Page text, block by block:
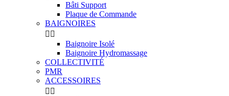
Bâti Support
Plaque de Commande
BAIGNOIRES
 
Baignoire Isolé
Baignoire Hydromassage
COLLECTIVITÉ
PMR
ACCESSOIRES
 